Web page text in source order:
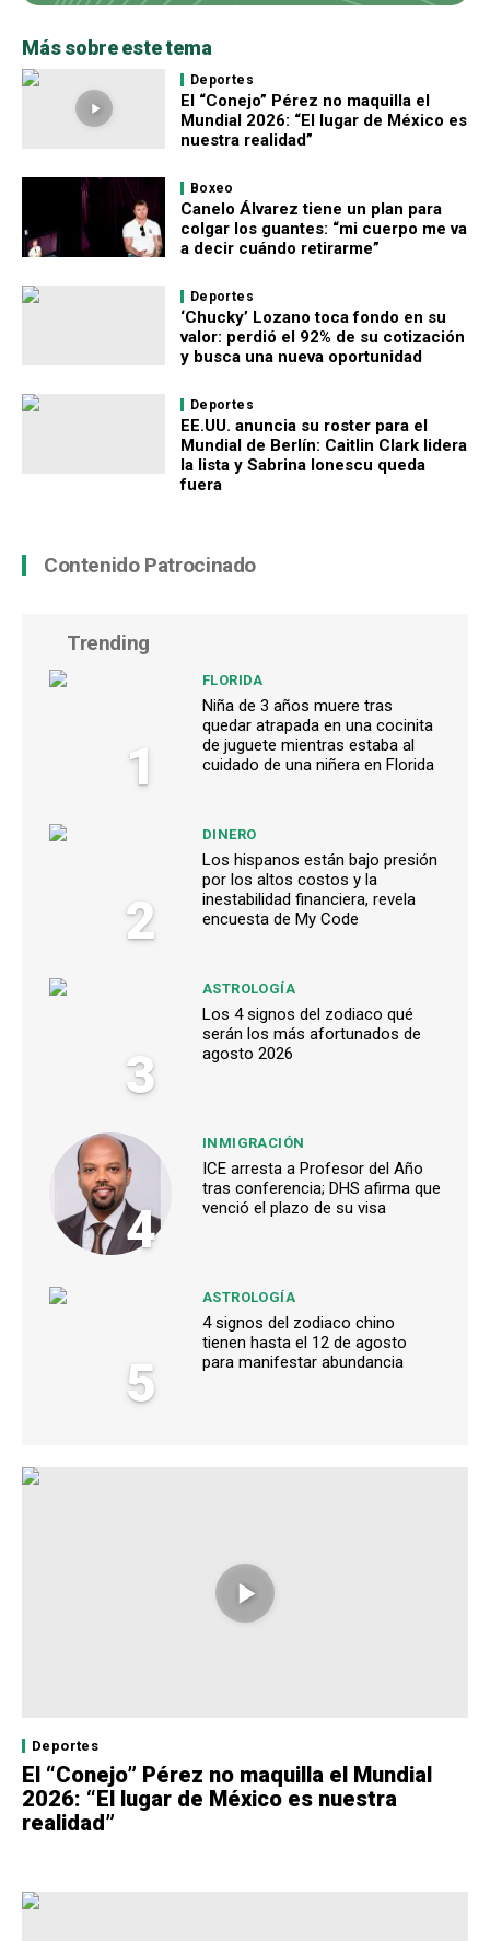
Más sobre este tema
Deportes
El “Conejo” Pérez no maquilla el
Mundial 2026: “El lugar de México es
nuestra realidad”
Boxeo
Canelo Álvarez tiene un plan para
colgar los guantes: “mi cuerpo me va
a decir cuándo retirarme”
Deportes
‘Chucky’ Lozano toca fondo en su
valor: perdió el 92% de su cotización
y busca una nueva oportunidad
Deportes
EE.UU. anuncia su roster para el
Mundial de Berlín: Caitlin Clark lidera
la lista y Sabrina Ionescu queda
fuera
Contenido Patrocinado
Trending
1
FLORIDA
Niña de 3 años muere tras
quedar atrapada en una cocinita
de juguete mientras estaba al
cuidado de una niñera en Florida
2
DINERO
Los hispanos están bajo presión
por los altos costos y la
inestabilidad financiera, revela
encuesta de My Code
3
ASTROLOGÍA
Los 4 signos del zodiaco qué
serán los más afortunados de
agosto 2026
4
INMIGRACIÓN
ICE arresta a Profesor del Año
tras conferencia; DHS afirma que
venció el plazo de su visa
5
ASTROLOGÍA
4 signos del zodiaco chino
tienen hasta el 12 de agosto
para manifestar abundancia
Deportes
El “Conejo” Pérez no maquilla el Mundial
2026: “El lugar de México es nuestra
realidad”